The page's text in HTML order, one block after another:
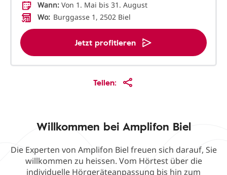
Wann: Von 1. Mai bis 31. August
Wo: Burggasse 1, 2502 Biel
Jetzt profitieren
Teilen:
Willkommen bei Amplifon Biel
Die Experten von Amplifon Biel freuen sich darauf, Sie
willkommen zu heissen. Vom Hörtest über die
individuelle Hörgeräteanpassung bis hin zum